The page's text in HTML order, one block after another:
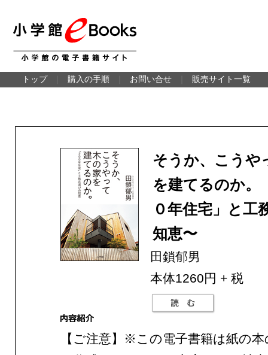
トップ 購入の手順 お問い合せ 販売サイト一覧
そうか、こうや
を建てるのか
０年住宅」と工
知恵〜
田鎖郁男
本体1260円 + 税
【ご注意】※この電子書籍は紙の